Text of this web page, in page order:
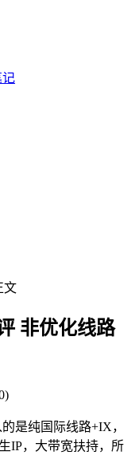
记
文
非优化线路
是纯国际线路+IX，
IP，大带宽扶持，所